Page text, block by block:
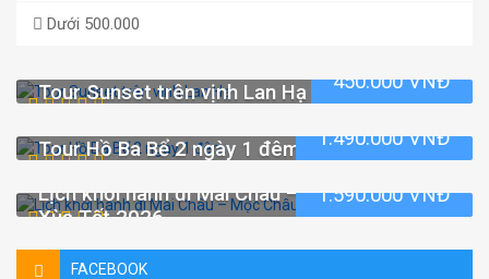
Dưới 500.000
Tour Sunset trên vịnh Lan Hạ 450.000 VNĐ
Tour Hồ Ba Bể 2 ngày 1 đêm 1.490.000 VNĐ
Lịch khởi hành đi Mai Châu – Mộc Châu – Tà
Xùa Tết 2026
1.590.000 VNĐ
FACEBOOK